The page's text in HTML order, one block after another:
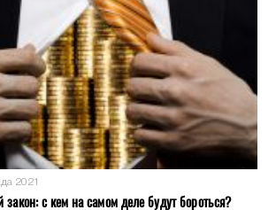
2021
закон: с кем на самом деле будут бороться?